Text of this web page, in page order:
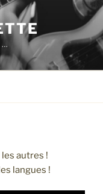
…
autres !
langues !